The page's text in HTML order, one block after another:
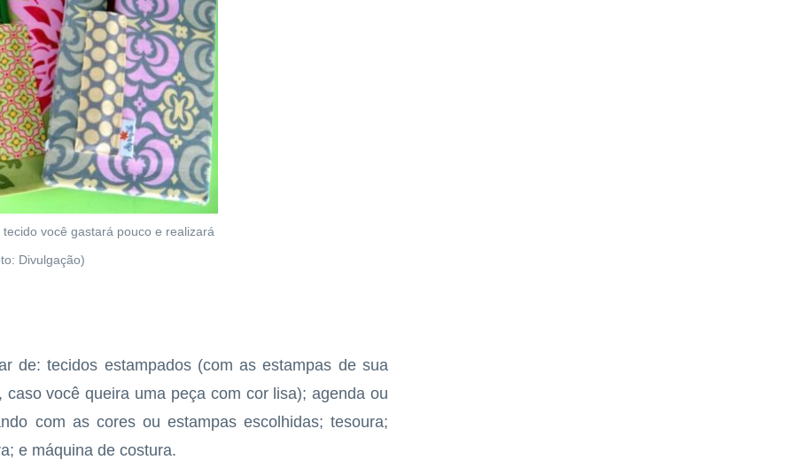
você gastará pouco e realizará
Divulgação)
de: tecidos estampados (com as estampas de sua
você queira uma peça com cor lisa); agenda ou
com as cores ou estampas escolhidas; tesoura;
e máquina de costura.